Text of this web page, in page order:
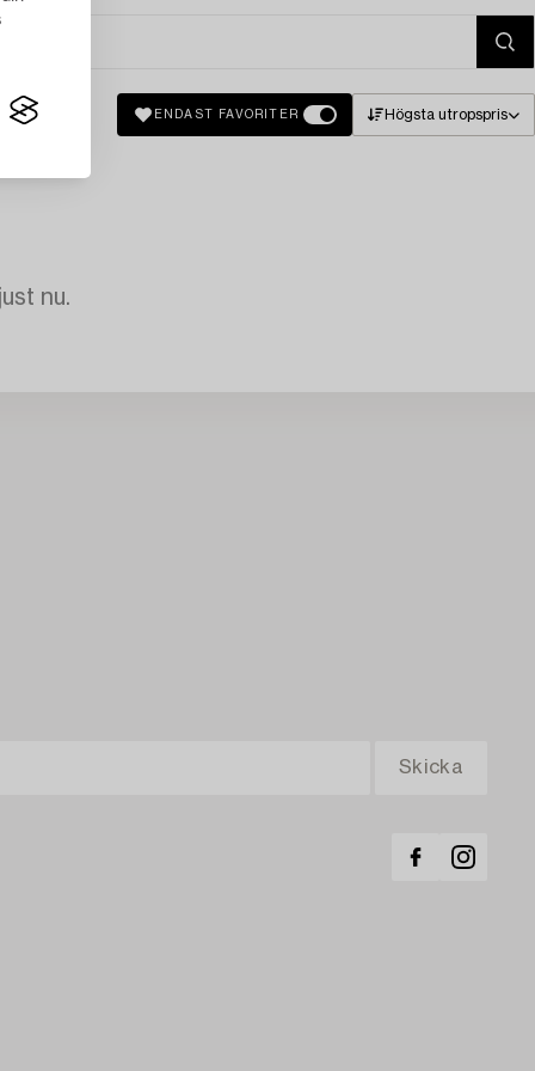
ENDAST FAVORITER Högsta utropspris
nu.